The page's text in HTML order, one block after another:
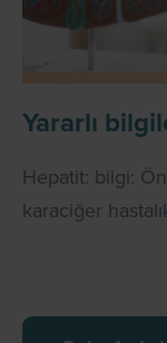
Yararlı
Hepatit: bilgi:
karaciğer